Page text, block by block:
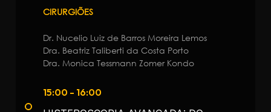
CIRURGIÕES
Dr. Nucelio Luiz de Barros Moreira Lemos
Dra. Beatriz Taliberti da Costa Porto
Dra. Monica Tessmann Zomer Kondo
15:00 - 16:00